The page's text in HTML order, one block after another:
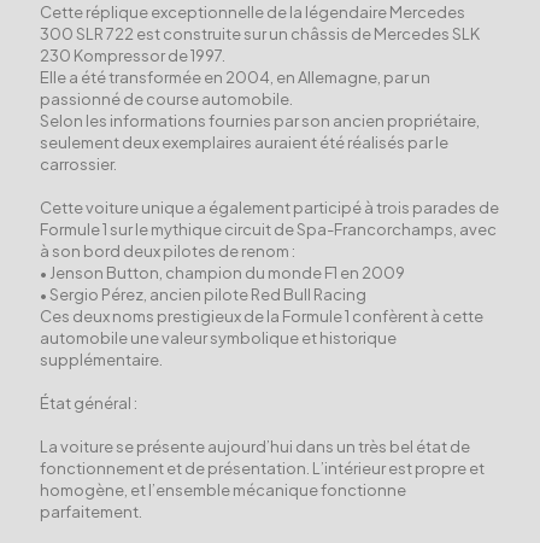
Cette réplique exceptionnelle de la légendaire Mercedes
300 SLR 722 est construite sur un châssis de Mercedes SLK
230 Kompressor de 1997.
Elle a été transformée en 2004, en Allemagne, par un
passionné de course automobile.
Selon les informations fournies par son ancien propriétaire,
seulement deux exemplaires auraient été réalisés par le
carrossier.
Cette voiture unique a également participé à trois parades de
Formule 1 sur le mythique circuit de Spa-Francorchamps, avec
à son bord deux pilotes de renom :
• Jenson Button, champion du monde F1 en 2009
• Sergio Pérez, ancien pilote Red Bull Racing
Ces deux noms prestigieux de la Formule 1 confèrent à cette
automobile une valeur symbolique et historique
supplémentaire.
État général :
La voiture se présente aujourd’hui dans un très bel état de
fonctionnement et de présentation. L’intérieur est propre et
homogène, et l’ensemble mécanique fonctionne
parfaitement.